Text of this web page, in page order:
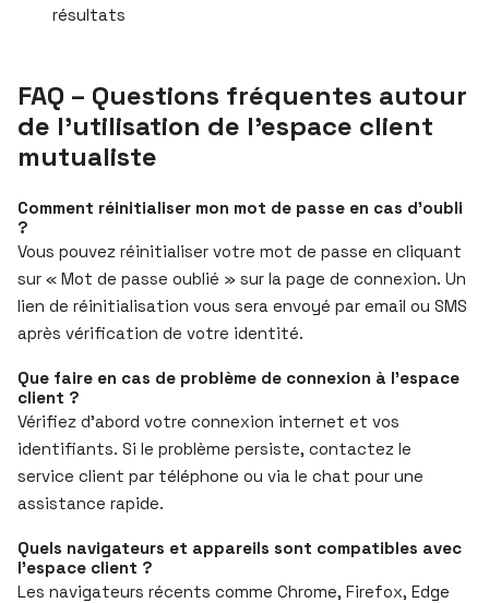
résultats
FAQ – Questions fréquentes autour
de l’utilisation de l’espace client
mutualiste
Comment réinitialiser mon mot de passe en cas d’oubli
?
Vous pouvez réinitialiser votre mot de passe en cliquant
sur « Mot de passe oublié » sur la page de connexion. Un
lien de réinitialisation vous sera envoyé par email ou SMS
après vérification de votre identité.
Que faire en cas de problème de connexion à l’espace
client ?
Vérifiez d’abord votre connexion internet et vos
identifiants. Si le problème persiste, contactez le
service client par téléphone ou via le chat pour une
assistance rapide.
Quels navigateurs et appareils sont compatibles avec
l’espace client ?
Les navigateurs récents comme Chrome, Firefox, Edge